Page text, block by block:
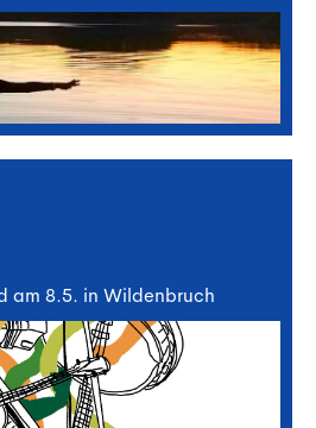
am 8.5. in Wildenbruch